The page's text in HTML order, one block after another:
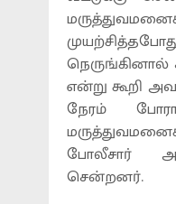
நெருங்கினால்
என்று கூறி
நேரம்
போலீசார்
சென்றனர்.